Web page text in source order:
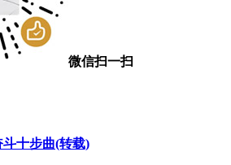
微信扫一扫
十步曲(转载)